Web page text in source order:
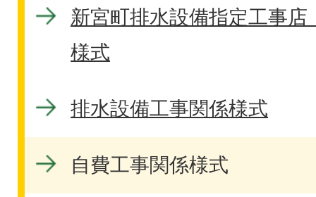
新宮町排水設備指定工事店
様式
排水設備工事関係様式
自費工事関係様式